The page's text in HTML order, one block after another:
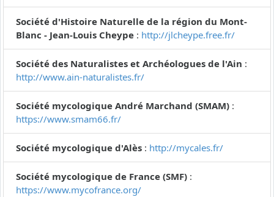
Société d'Histoire Naturelle de la région du Mont-
Blanc - Jean-Louis Cheype : http://jlcheype.free.fr/
Société des Naturalistes et Archéologues de l'Ain :
http://www.ain-naturalistes.fr/
Société mycologique André Marchand (SMAM) :
https://www.smam66.fr/
Société mycologique d'Alès : http://mycales.fr/
Société mycologique de France (SMF) :
https://www.mycofrance.org/